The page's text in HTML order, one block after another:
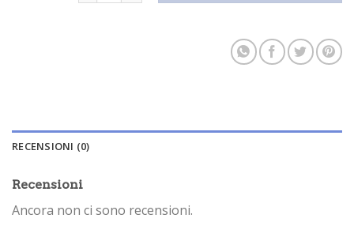
RECENSIONI (0)
Recensioni
Ancora non ci sono recensioni.